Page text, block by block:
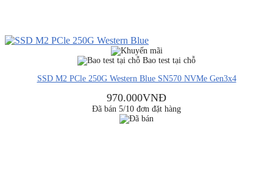
Bao test tại chỗ
SSD M2 PCle 250G Western Blue SN570 NVMe Gen3x4
970.000VNĐ
Đã bán 5/10 đơn đặt hàng